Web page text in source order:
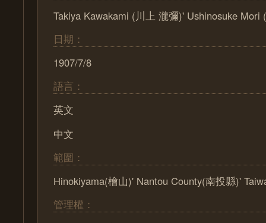
Takiya Kawakami (川上 瀧彌)' Ushinosuke Mori
日期：
1907/7/8
語言：
英文
中文
範圍：
Hinokiyama(檜山)' Nantou County(南投縣)'
管理權：